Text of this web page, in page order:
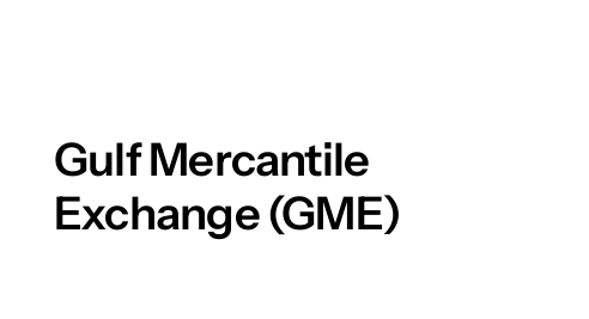
Gulf Mercantile
Exchange (GME)